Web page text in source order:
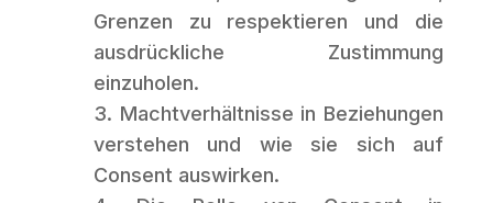
Grenzen zu respektieren und die
ausdrückliche Zustimmung
einzuholen.
Machtverhältnisse in Beziehungen
verstehen und wie sie sich auf
Consent auswirken.